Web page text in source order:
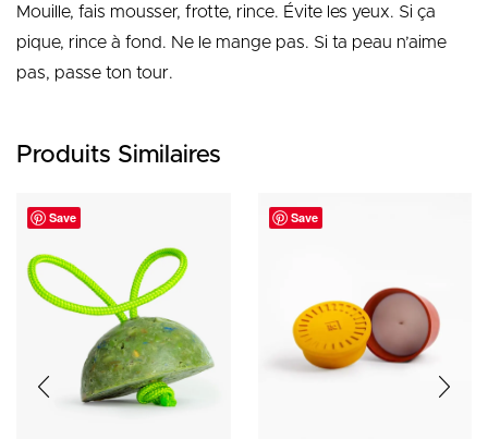
Mouille, fais mousser, frotte, rince. Évite les yeux. Si ça
pique, rince à fond. Ne le mange pas. Si ta peau n’aime
pas, passe ton tour.
Produits Similaires
Save Save